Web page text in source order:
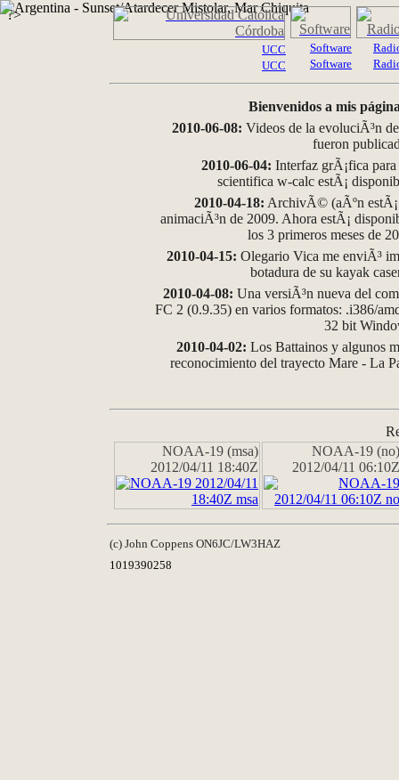
?>
UCC
UCC
Software
Software
Bienvenidos a mis
2010-06-08: Videos de la evoluciÃ³n
fueron
2010-06-04: Interfaz grÃ¡fica
scientifica w-calc estÃ¡
2010-04-18: ArchivÃ© (aÃºn
animaciÃ³n de 2009. Ahora estÃ¡
los 3 primeros meses de
2010-04-15: Olegario Vica me enviÃ³
botadura de su kayak
2010-04-08: Una versiÃ³n nueva del
FC 2 (0.9.35) en varios formatos: .i386/
32 bit
2010-04-02: Los Battainos y algunos
reconocimiento del trayecto Mare - La
NOAA-19 (msa)
2012/04/11 18:40Z
NOAA-19 (no)
2012/04/11 06:10Z
(c) John Coppens ON6JC/LW3HAZ
1019390258